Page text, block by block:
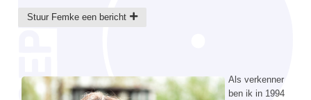
Stuur Femke een bericht
Als verkenner
ben ik in 1994